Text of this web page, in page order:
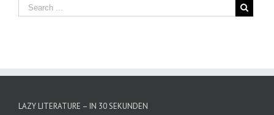
LAZY LITERATURE – IN 30 SEKUNDEN